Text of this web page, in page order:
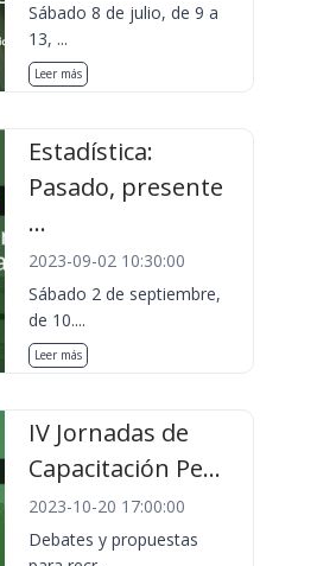
Sábado 8 de julio, de 9 a
13, ...
Leer más
Estadística:
Pasado, presente
...
2023-09-02 10:30:00
Sábado 2 de septiembre,
de 10....
Leer más
IV Jornadas de
Capacitación Pe...
2023-10-20 17:00:00
Debates y propuestas